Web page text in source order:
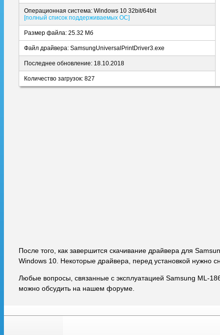
Операционная система: Windows 10 32bit/64bit
[полный список поддерживаемых ОС]
Размер файла: 25.32 Мб
Файл драйвера: SamsungUniversalPrintDriver3.exe
Последнее обновление: 18.10.2018
Количество загрузок: 827
После того, как завершится скачивание драйвера для
Windows 10. Некоторые драйвера, перед установкой нужно
Любые вопросы, связанные с эксплуатацией Samsung ML-
можно обсудить на нашем форуме.